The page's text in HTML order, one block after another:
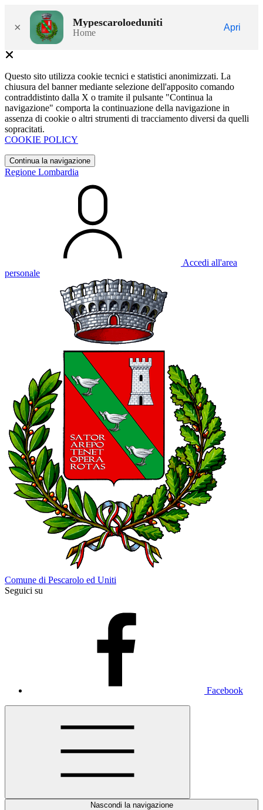
× Mypescaroloeduniti
Home
Apri
Questo sito utilizza cookie tecnici e statistici anonimizzati. La
chiusura del banner mediante selezione dell'apposito comando
contraddistinto dalla X o tramite il pulsante "Continua la
navigazione" comporta la continuazione della navigazione in
assenza di cookie o altri strumenti di tracciamento diversi da quelli
sopracitati.
COOKIE POLICY
Continua la navigazione
Regione Lombardia
Accedi all'area
personale
Comune di Pescarolo ed Uniti
Seguici su
Facebook
Nascondi la navigazione